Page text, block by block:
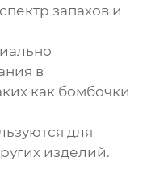
запахов и
в
как бомбочки
для
изделий.